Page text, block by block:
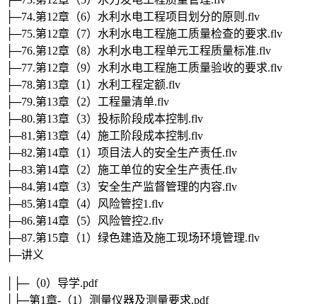
├─74.第12章（6）水利水电工程项目划分的原则.flv
├─75.第12章（7）水利水电工程施工质量检查的要求.flv
├─76.第12章（8）水利水电工程单元工程质量标准.flv
├─77.第12章（9）水利水电工程施工质量验收的要求.flv
├─78.第13章（1）水利工程定额.flv
├─79.第13章（2）工程量清单.flv
├─80.第13章（3）投标阶段成本控制.flv
├─81.第13章（4）施工阶段成本控制.flv
├─82.第14章（1）项目法人的安全生产责任.flv
├─83.第14章（2）施工单位的安全生产责任.flv
├─84.第14章（3）安全生产监督管理的内容.flv
├─85.第14章（4）风险管控1.flv
├─86.第14章（5）风险管控2.flv
├─87.第15章（1）绿色建造及施工现场环境管理.flv
├─讲义
│├─（0）导学.pdf
│├─第1章-（1）测量仪器及测量要求.pdf